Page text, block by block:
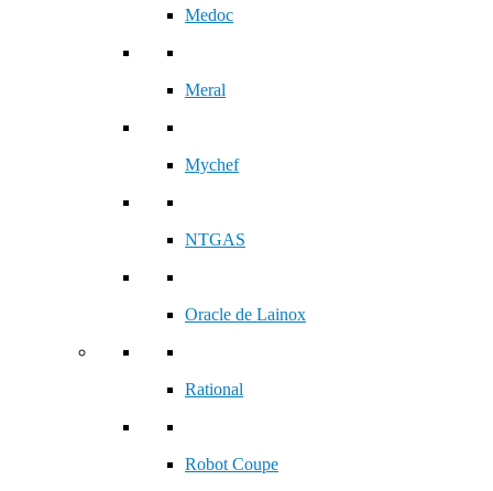
Medoc
Meral
Mychef
NTGAS
Oracle de Lainox
Rational
Robot Coupe